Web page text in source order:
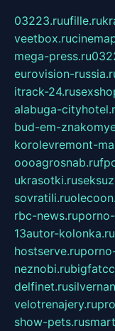
03223.ruufille.ru
veetbox.ru
mega-press.ru
eurovision-
itrack-24.ru
alabuga-
bud-em-
korolevremont-
oooagrosnab.ru
ukrasotki.ru
sovratili.ru
rbc-news.ru
13autor-kolonka.ru
hostserve.ru
neznobi.ru
delfinet.ru
velotrenajery.ru
show-pets.ru